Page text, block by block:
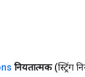
नियतात्मक (स्ट्रिंग